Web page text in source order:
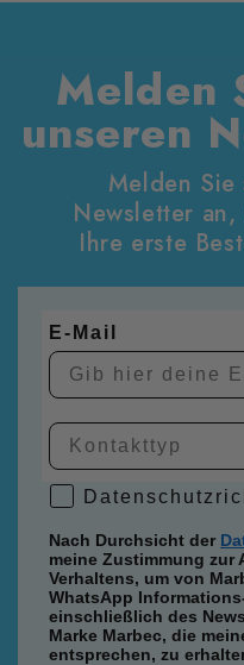
Melden
unseren
Melden
Newsletter
Ihre erste
E-Mail
Nach Durchsicht der
meine Zustimmung zur
Verhaltens, um von
WhatsApp
einschließlich des
Marke Marbec, die
entsprechen, zu